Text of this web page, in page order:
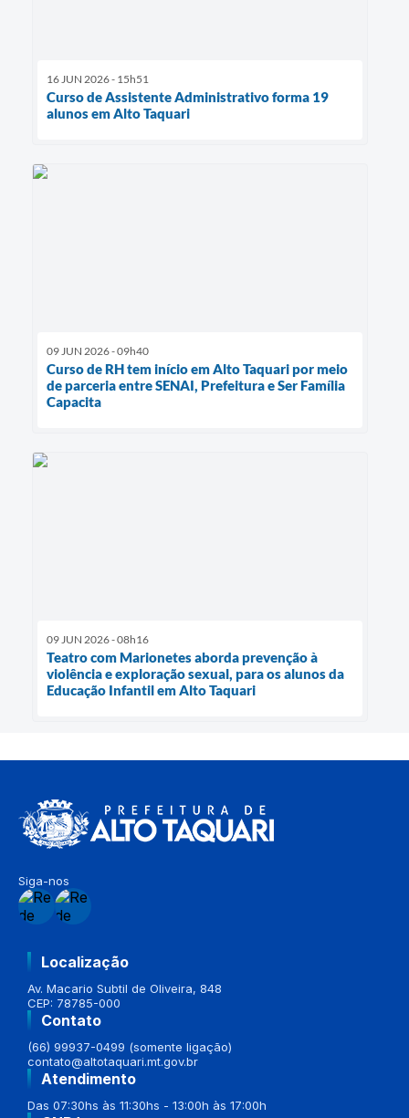
16 JUN 2026 - 15h51
Curso de Assistente Administrativo forma 19
alunos em Alto Taquari
09 JUN 2026 - 09h40
Curso de RH tem início em Alto Taquari por meio
de parceria entre SENAI, Prefeitura e Ser Família
Capacita
09 JUN 2026 - 08h16
Teatro com Marionetes aborda prevenção à
violência e exploração sexual, para os alunos da
Educação Infantil em Alto Taquari
Siga-nos
Localização
Av. Macario Subtil de Oliveira, 848
CEP: 78785-000
Contato
(66) 99937-0499 (somente ligação)
contato@altotaquari.mt.gov.br
Atendimento
Das 07:30hs às 11:30hs - 13:00h às 17:00h